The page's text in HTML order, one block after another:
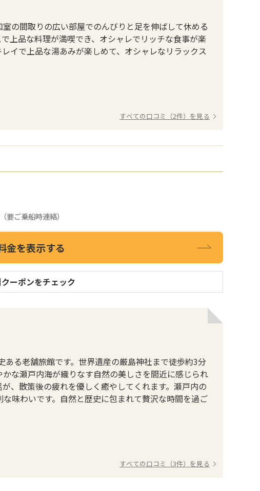
の間取りの広い部屋でのんびりと足を伸ばして休める
上品な料理が満喫でき、オシャレでリッチな食事が楽
イで上品な湯あみが楽しめて、オシャレなリラックス
すべての口コミ（2件）を見る
要ご乗船時連絡）
金を表示する
ーポンをチェック
る老舗旅館です。世界遺産の厳島神社まで徒歩約3分
な瀬戸内海が織りなす自然の美しさを間近に感じられ
、散策後の疲れを優しく癒やしてくれます。瀬戸内の
味わいです。自然と歴史に包まれて贅沢な時間を過ご
すべての口コミ（3件）を見る